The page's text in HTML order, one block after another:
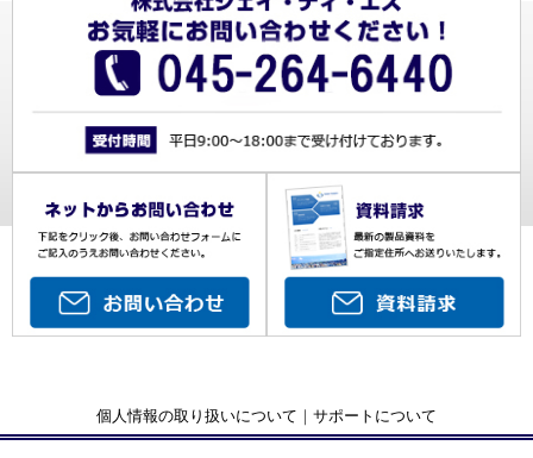
個人情報の取り扱いについて ｜ サポートについて